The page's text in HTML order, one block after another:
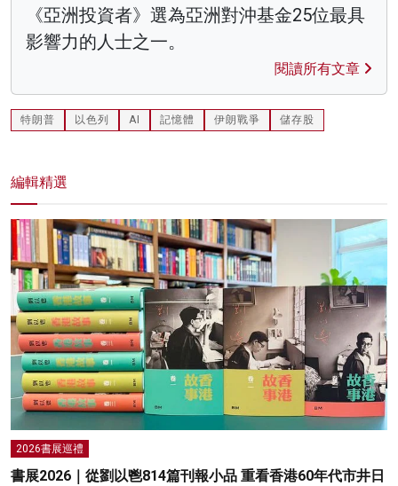
《亞洲投資者》選為亞洲對沖基金25位最具
影響力的人士之一。
閱讀所有文章
特朗普 以色列 AI 記憶體 伊朗戰爭 儲存股
編輯精選
2026書展巡禮
書展2026｜從劉以鬯814篇刊報小品 重看香港60年代市井日